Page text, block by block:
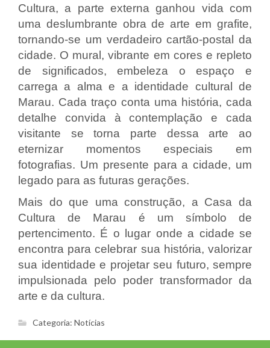
Cultura, a parte externa ganhou vida com
uma deslumbrante obra de arte em grafite,
tornando-se um verdadeiro cartão-postal da
cidade. O mural, vibrante em cores e repleto
de significados, embeleza o espaço e
carrega a alma e a identidade cultural de
Marau. Cada traço conta uma história, cada
detalhe convida à contemplação e cada
visitante se torna parte dessa arte ao
eternizar momentos especiais em
fotografias. Um presente para a cidade, um
legado para as futuras gerações.
Mais do que uma construção, a Casa da
Cultura de Marau é um símbolo de
pertencimento. É o lugar onde a cidade se
encontra para celebrar sua história, valorizar
sua identidade e projetar seu futuro, sempre
impulsionada pelo poder transformador da
arte e da cultura.
Categoria: Notícias